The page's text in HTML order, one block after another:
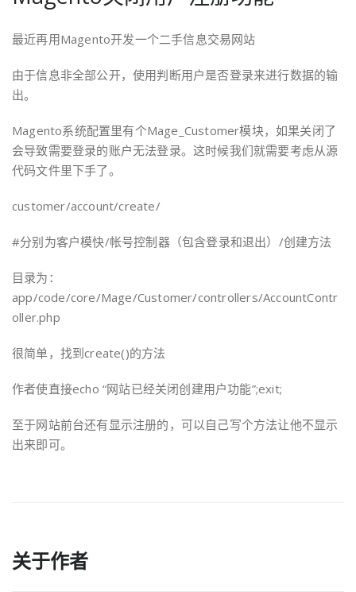
最近再用Magento开发一个二手信息交易网站
由于信息非全部公开，使用判断用户是否登录来进行数据的输
出。
Magento系统配置里有个Mage_Customer模块，如果关闭了
会导致需要登录的账户无法登录。这时候我们就需要考虑从源
代码文件里下手了。
customer/account/create/
#分别为客户模快/帐号控制器（包含登录和退出）/创建方法
目录为：
app/code/core/Mage/Customer/controllers/AccountContr
oller.php
很简单，找到create()的方法
作者使直接echo “网站已经关闭创建用户功能”;exit;
至于网站前台还有显示注册的，可以自己写个方法让他不显示
出来即可。
关于作者